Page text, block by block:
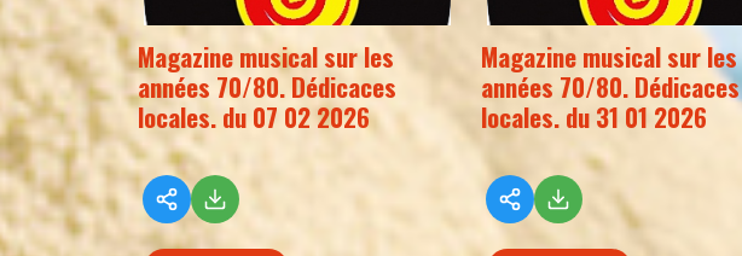
Magazine musical sur les
années 70/80. Dédicaces
locales. du 07 02 2026
Magazine musical sur les
années 70/80. Dédicaces
locales. du 31 01 2026